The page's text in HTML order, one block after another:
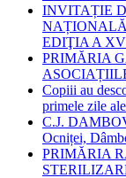
INVITAȚIE
NAȚIONALĂ
EDIŢIA A
PRIMĂRIA
Copiii au
primele zile
C.J.
Ocniței,
PRIMĂRIA